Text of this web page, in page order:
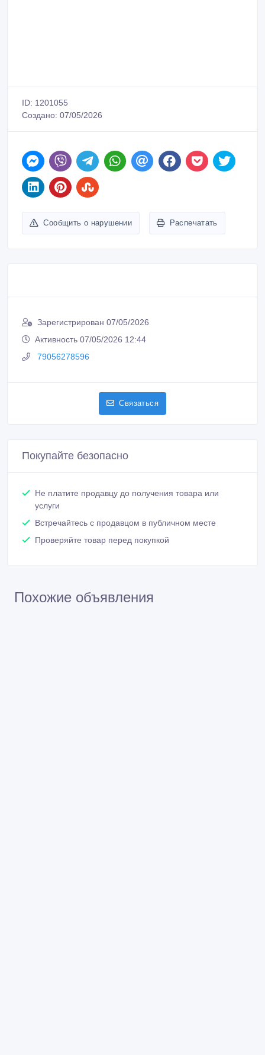
ID: 1201055
Создано: 07/05/2026
Сообщить о нарушении Распечатать
Зарегистрирован 07/05/2026
Активность 07/05/2026 12:44
79056278596
Связаться
Покупайте безопасно
Не платите продавцу до получения товара или
услуги
Встречайтесь с продавцом в публичном месте
Проверяйте товар перед покупкой
Похожие объявления